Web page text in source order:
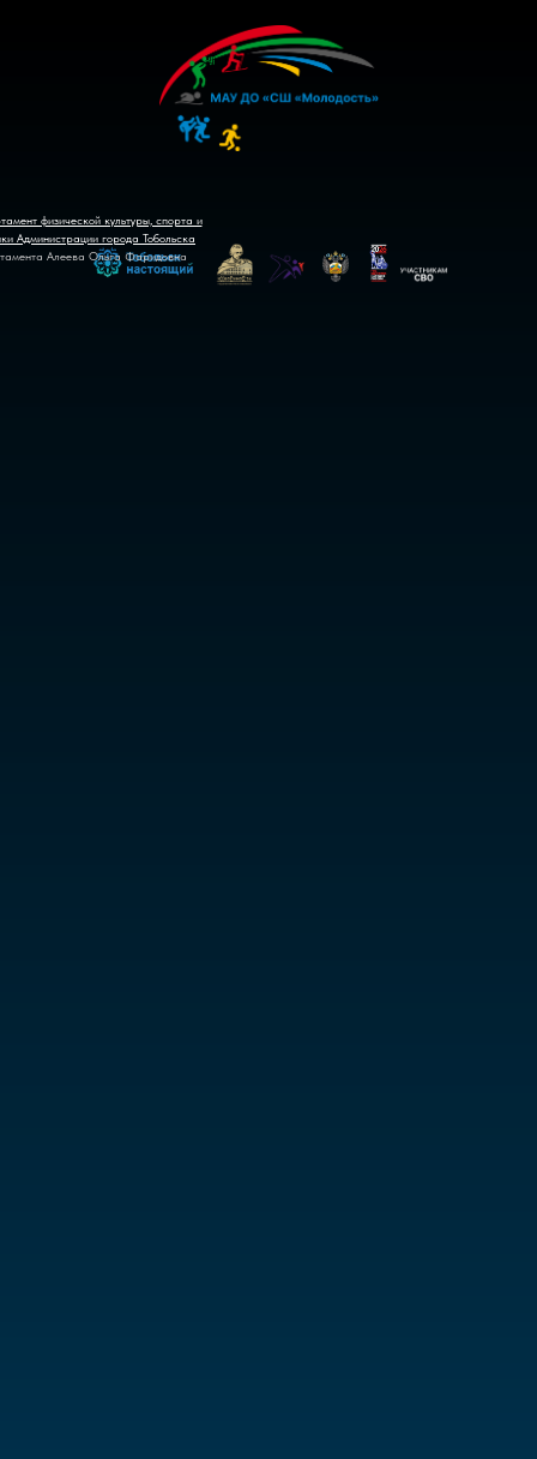
физической культуры, спорта и
Администрации города Тобольска
Алеева Ольга Фаридовна